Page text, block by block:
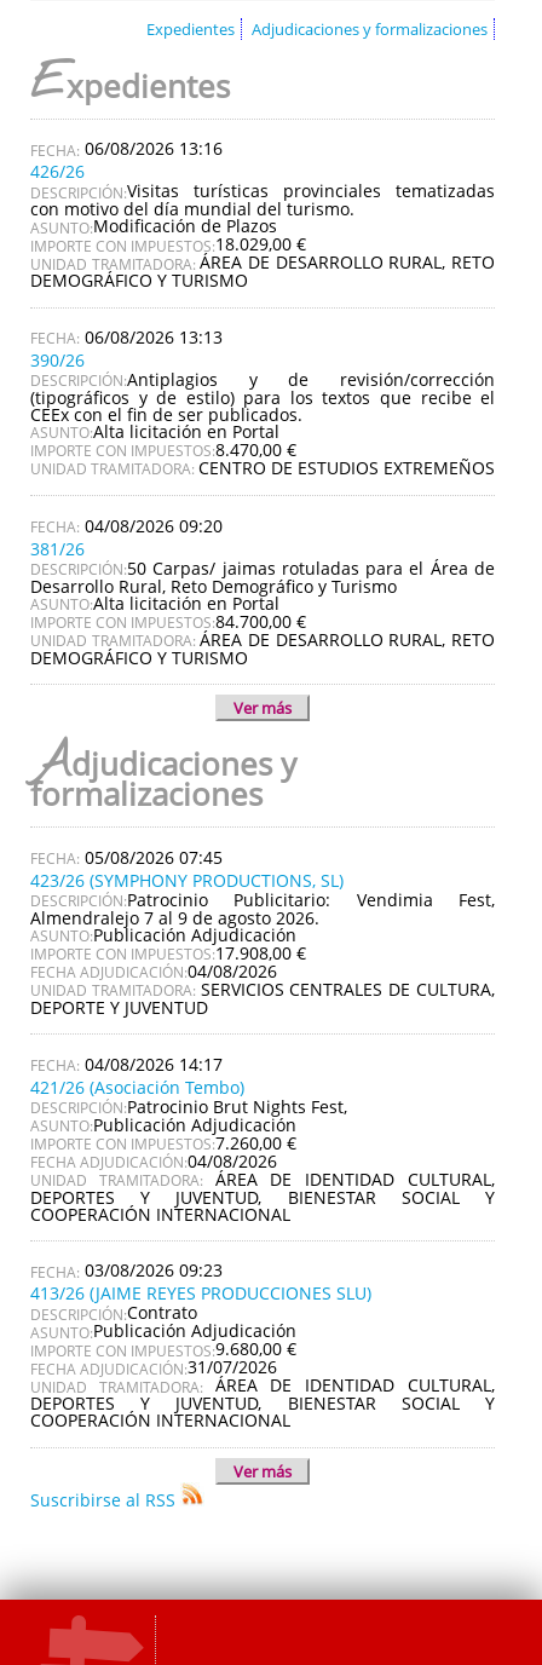
Expedientes Adjudicaciones y formalizaciones
Expedientes
06/08/2026 13:16
426/26
DESCRIPCIÓN:Visitas turísticas provinciales tematizadas
con motivo del día mundial del turismo.
ASUNTO:Modificación de Plazos
IMPORTE CON IMPUESTOS:18.029,00 €
UNIDAD TRAMITADORA:ÁREA DE DESARROLLO RURAL, RETO
DEMOGRÁFICO Y TURISMO
06/08/2026 13:13
390/26
DESCRIPCIÓN:Antiplagios y de revisión/corrección
(tipográficos y de estilo) para los textos que recibe el
CEEx con el fin de ser publicados.
ASUNTO:Alta licitación en Portal
IMPORTE CON IMPUESTOS:8.470,00 €
UNIDAD TRAMITADORA: CENTRO DE ESTUDIOS EXTREMEÑOS
04/08/2026 09:20
381/26
DESCRIPCIÓN:50 Carpas/ jaimas rotuladas para el Área de
Desarrollo Rural, Reto Demográfico y Turismo
ASUNTO:Alta licitación en Portal
IMPORTE CON IMPUESTOS:84.700,00 €
UNIDAD TRAMITADORA:ÁREA DE DESARROLLO RURAL, RETO
DEMOGRÁFICO Y TURISMO
Ver más
Adjudicaciones y
formalizaciones
05/08/2026 07:45
423/26 (SYMPHONY PRODUCTIONS, SL)
DESCRIPCIÓN:Patrocinio Publicitario: Vendimia Fest,
Almendralejo 7 al 9 de agosto 2026.
ASUNTO:Publicación Adjudicación
IMPORTE CON IMPUESTOS:17.908,00 €
FECHA ADJUDICACIÓN:04/08/2026
UNIDAD TRAMITADORA: SERVICIOS CENTRALES DE CULTURA,
DEPORTE Y JUVENTUD
04/08/2026 14:17
421/26 (Asociación Tembo)
DESCRIPCIÓN:Patrocinio Brut Nights Fest,
ASUNTO:Publicación Adjudicación
IMPORTE CON IMPUESTOS:7.260,00 €
FECHA ADJUDICACIÓN:04/08/2026
UNIDAD TRAMITADORA: ÁREA DE IDENTIDAD CULTURAL,
DEPORTES Y JUVENTUD, BIENESTAR SOCIAL Y
COOPERACIÓN INTERNACIONAL
03/08/2026 09:23
413/26 (JAIME REYES PRODUCCIONES SLU)
DESCRIPCIÓN:Contrato
ASUNTO:Publicación Adjudicación
IMPORTE CON IMPUESTOS:9.680,00 €
FECHA ADJUDICACIÓN:31/07/2026
UNIDAD TRAMITADORA: ÁREA DE IDENTIDAD CULTURAL,
DEPORTES Y JUVENTUD, BIENESTAR SOCIAL Y
COOPERACIÓN INTERNACIONAL
Ver más
Suscribirse al RSS